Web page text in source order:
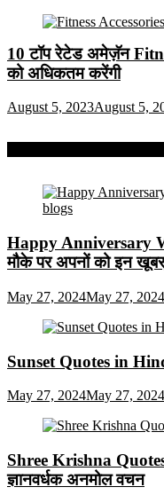
10 टॉप रेटेड अमेज़ॅन
को अधिकतम करेंगी
August 5, 2023August 5,
Happy Anniversary
मौके पर अपनों को इन
May 27, 2024May 27, 2024
Sunset Quotes in
May 27, 2024May 27, 2024
Shree Krishna
ज्ञानवर्धक अनमोल वचन